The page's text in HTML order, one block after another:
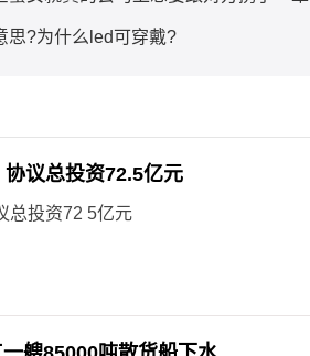
思?为什么led可穿戴?
议总投资72.5亿元
总投资72 5亿元